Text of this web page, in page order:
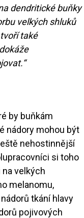
dendritické buňky
velkých shluků
také
by buňkám
nádory mohou být
nehostinnější
si toho
velkých
melanomu,
tkání hlavy
pojivových